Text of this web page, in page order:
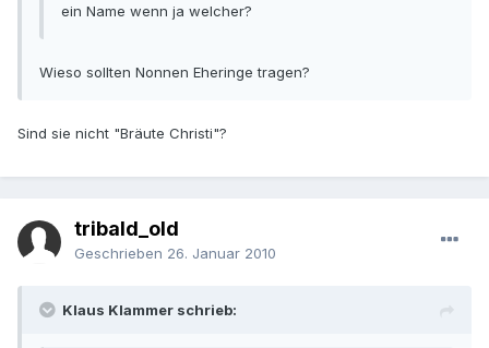
ein Name wenn ja welcher?
Wieso sollten Nonnen Eheringe tragen?
Sind sie nicht "Bräute Christi"?
tribald_old
Geschrieben 26. Januar 2010
Klaus Klammer schrieb: